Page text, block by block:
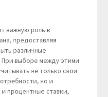
важную роль в
предоставляя
различные
При выборе между этими
не только свои
но и
и процентные ставки,